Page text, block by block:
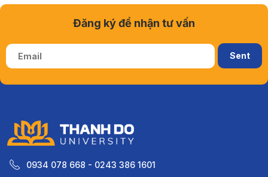
0934 078 668 - 0243 386 1601
Đăng ký để nhận tư vấn